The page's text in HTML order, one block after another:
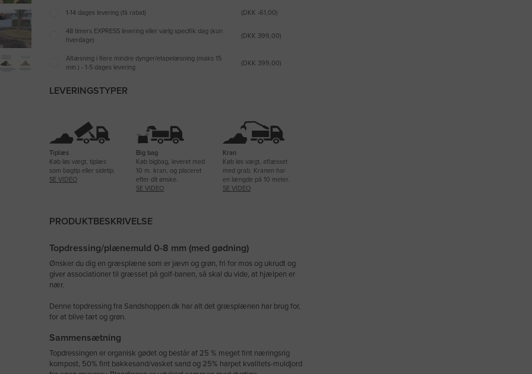
1-14 dages levering (få rabat) (DKK -61,00)
48 timers EXPRESS levering eller vælg specifik dag (kun
hverdage)
(DKK 399,00)
Aflæsning i flere mindre dynger/etapelæsning (maks 15
min.) - 1-5 dages levering
(DKK 399,00)
LEVERINGSTYPER
Tiplæs
Køb løs vægt, tiplæs
som bagtip eller sidetip.
SE VIDEO
Big bag
Køb bigbag, leveret med
10 m. kran, og placeret
efter dit ønske.
SE VIDEO
Kran
Køb løs vægt, aflæsset
med grab. Kranen har
en længde på 10 meter.
SE VIDEO
PRODUKTBESKRIVELSE
Topdressing/plænemuld 0-8 mm (med gødning)
Ønsker du dig en græsplæne som er jævn og grøn, fri for mos og ukrudt og
giver associationer til græsset på golf-banen, så skal du vide, at hjælpen er
nær.
Denne topdressing fra Sandshoppen.dk har alt det græsplænen har brug for,
for at blive tæt og grøn.
Sammensætning
Topdressingen er organisk gødet og består af 25 % meget fint næringsrig
kompost, 50% fint bakkesand/vasket sand og 25% harpet kvalitets-muldjord